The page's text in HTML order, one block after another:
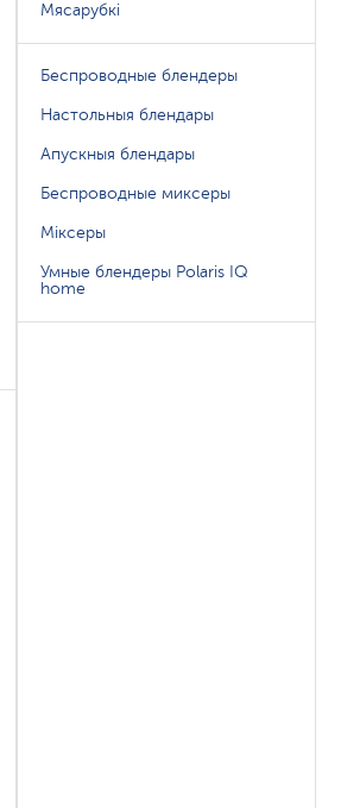
Мясарубкі
Беспроводные блендеры
Настольныя блендары
Апускныя блендары
Беспроводные миксеры
Міксеры
Умные блендеры Polaris IQ
home